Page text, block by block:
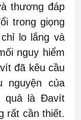
thương đáp
trong giọng
lo lắng và
nguy hiểm
đã kêu cầu
nguyện của
quả là Đavít
rất cần thiết.